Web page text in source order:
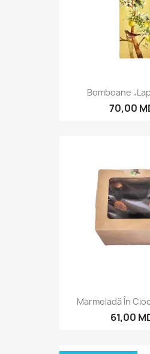
Bomboane
70,00
Marmeladă În
61,00